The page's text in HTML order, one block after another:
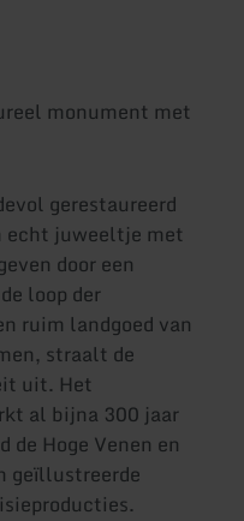
monument met
gerestaureerd
echt juweeltje met
door een
loop der
ruim landgoed van
straalt de
uit. Het
al bijna 300 jaar
de Hoge Venen en
geïllustreerde